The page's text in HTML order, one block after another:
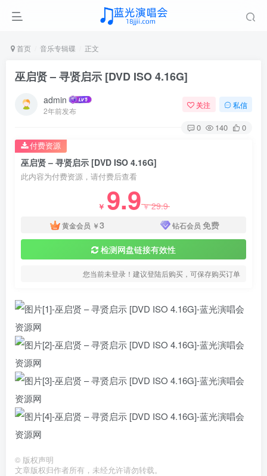
首页 音乐专辑碟 正文
巫启贤 – 寻贤启示 [DVD ISO 4.16G]
admin
2年前发布
关注 私信
0 140 0
巫启贤 – 寻贤启示 [DVD ISO 4.16G]
此内容为付费资源，请付费后查看
￥ 9.9￥29.9
黄金会员 ￥3 钻石会员 免费
检测网盘链接有效性
您当前未登录！建议登陆后购买，可保存购买订单
付费资源
© 版权声明
文章版权归作者所有，未经允许请勿转载。